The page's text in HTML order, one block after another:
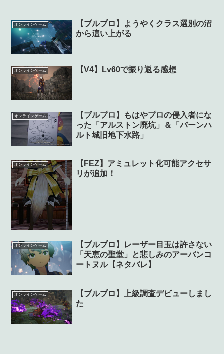
オンラインゲーム
【ブルプロ】ようやくクラス選別の沼
から這い上がる
オンラインゲーム 【V4】Lv60で振り返る感想
オンラインゲーム
【ブルプロ】もはやプロの侵入者にな
った「アルストン廃坑」＆「バーンハ
ルト城旧地下水路」
オンラインゲーム
【FEZ】アミュレット化可能アクセサ
リが追加！
オンラインゲーム
【ブルプロ】レーザー目玉は許さない
「天恵の聖堂」と悲しみのアーバンコ
ートヌル【ネタバレ】
オンラインゲーム
【ブルプロ】上級調査デビューしまし
た